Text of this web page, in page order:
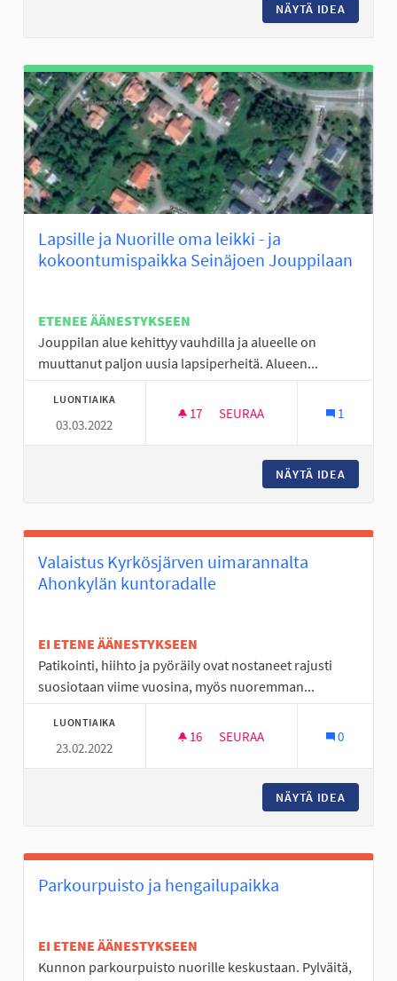
NÄYTÄ IDEA
Lapsille ja Nuorille oma leikki - ja
kokoontumispaikka Seinäjoen Jouppilaan
ETENEE ÄÄNESTYKSEEN
Jouppilan alue kehittyy vauhdilla ja alueelle on
muuttanut paljon uusia lapsiperheitä. Alueen...
LUONTIAIKA
03.03.2022
17 17 SEURAAJAA
SEURAA 1
NÄYTÄ IDEA
Valaistus Kyrkösjärven uimarannalta
Ahonkylän kuntoradalle
EI ETENE ÄÄNESTYKSEEN
Patikointi, hiihto ja pyöräily ovat nostaneet rajusti
suosiotaan viime vuosina, myös nuoremman...
LUONTIAIKA
23.02.2022
16 16 SEURAAJAA
SEURAA 0
NÄYTÄ IDEA
Parkourpuisto ja hengailupaikka
EI ETENE ÄÄNESTYKSEEN
Kunnon parkourpuisto nuorille keskustaan. Pylväitä,